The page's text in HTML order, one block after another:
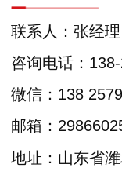
咨询电话：
联系人：张经理
微信：138
邮箱：
地址：山东省